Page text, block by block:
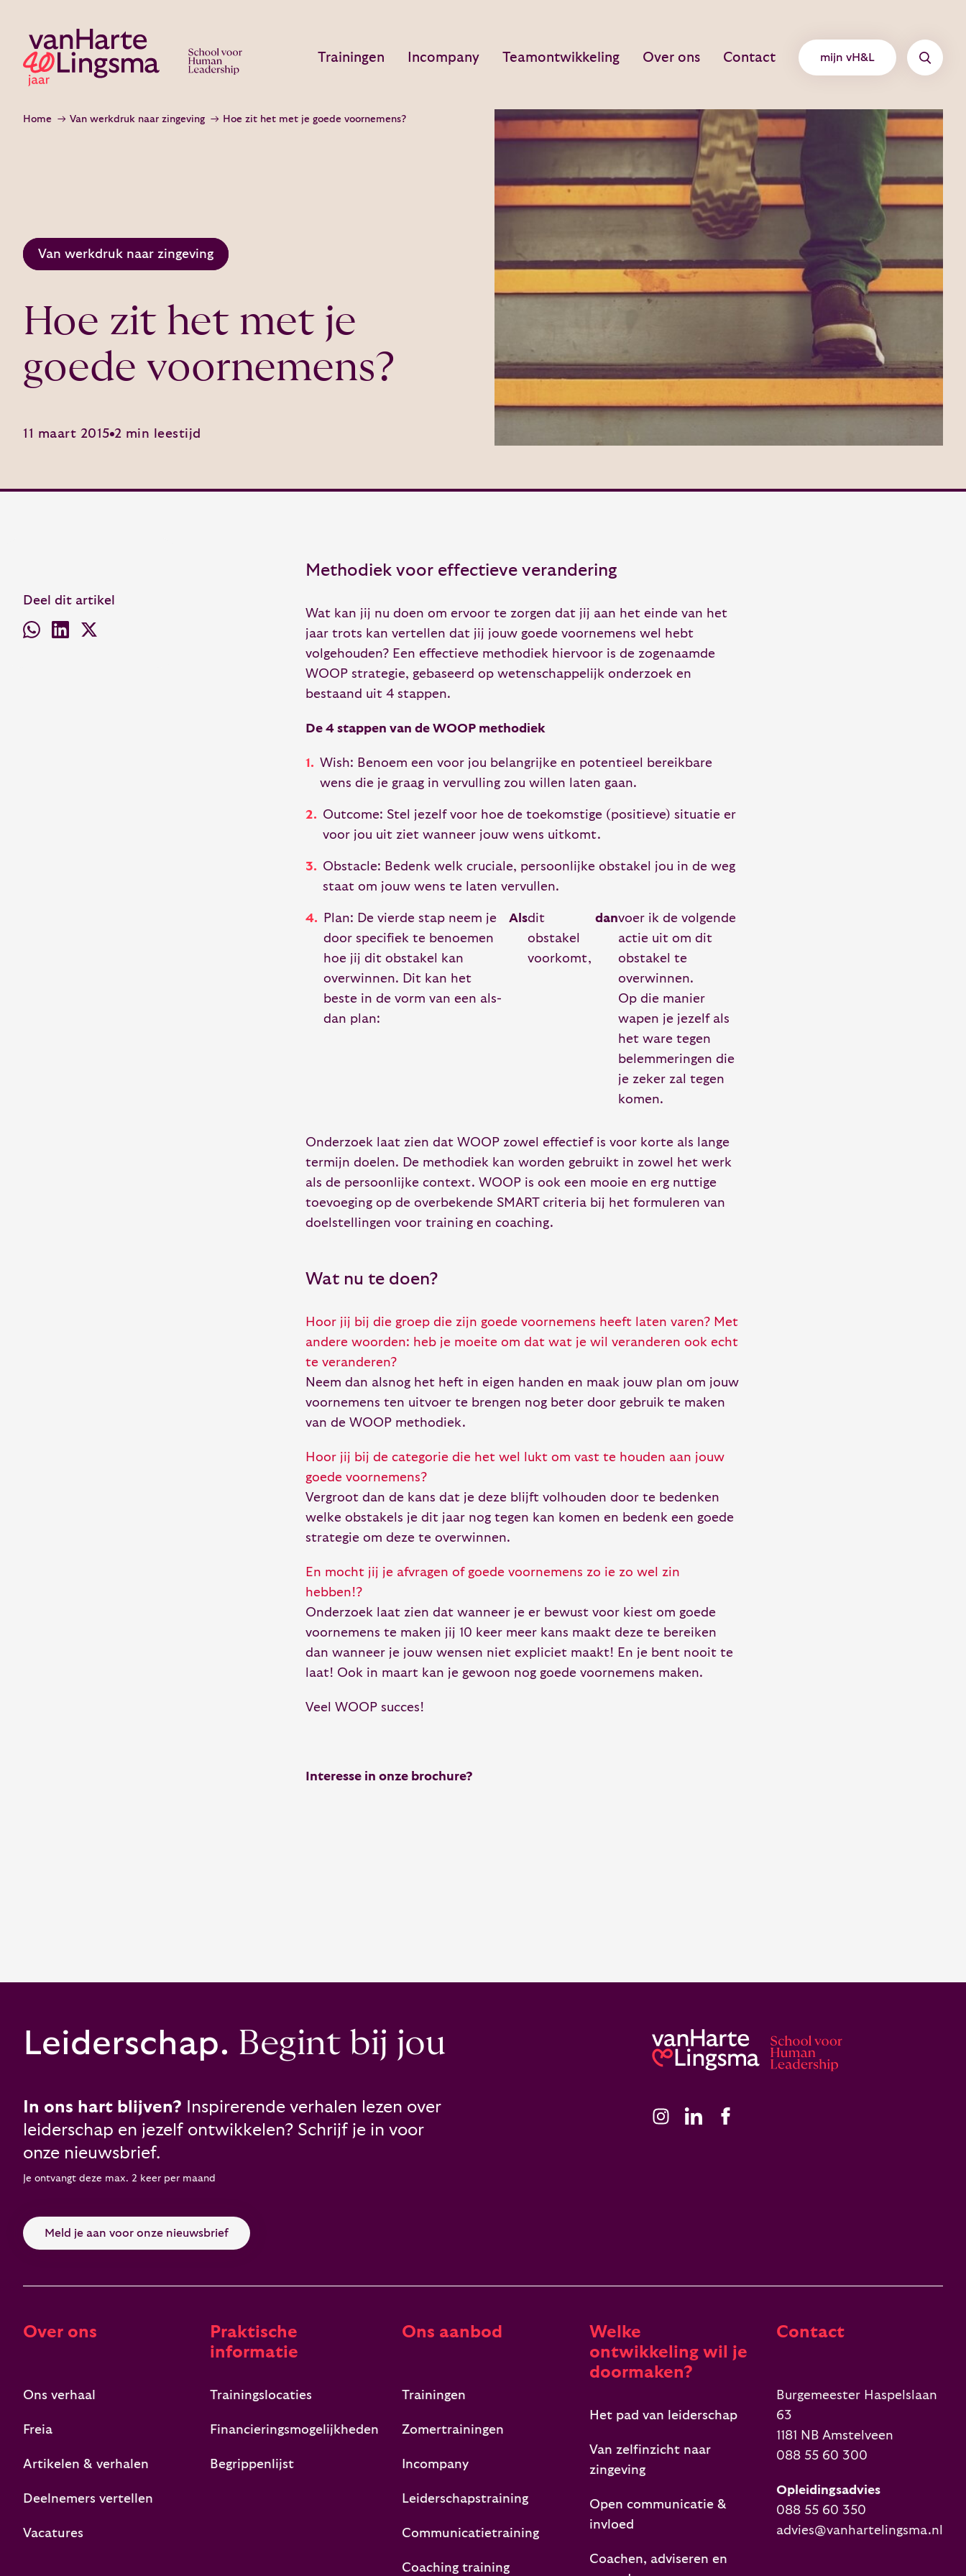
Trainingen Incompany Teamontwikkeling Over ons Contact mijn vH&L
Home Van werkdruk naar zingeving Hoe zit het met je goede voornemens?
Van werkdruk naar zingeving
Hoe zit het met je
goede voornemens?
11 maart 2015 2 min leestijd
Deel dit artikel
Methodiek voor effectieve verandering
Wat kan jij nu doen om ervoor te zorgen dat jij aan het einde van het
jaar trots kan vertellen dat jij jouw goede voornemens wel hebt
volgehouden? Een effectieve methodiek hiervoor is de zogenaamde
WOOP strategie, gebaseerd op wetenschappelijk onderzoek en
bestaand uit 4 stappen.
De 4 stappen van de WOOP methodiek
Wish: Benoem een voor jou belangrijke en potentieel bereikbare
wens die je graag in vervulling zou willen laten gaan.
Outcome: Stel jezelf voor hoe de toekomstige (positieve) situatie er
voor jou uit ziet wanneer jouw wens uitkomt.
Obstacle: Bedenk welk cruciale, persoonlijke obstakel jou in de weg
staat om jouw wens te laten vervullen.
Plan: De vierde stap neem je
door specifiek te benoemen
hoe jij dit obstakel kan
overwinnen. Dit kan het
beste in de vorm van een als-
dan plan:
Alsdit
obstakel
voorkomt,
danvoer ik de volgende
actie uit om dit
obstakel te
overwinnen.
Op die manier
wapen je jezelf als
het ware tegen
belemmeringen die
je zeker zal tegen
komen.
Onderzoek laat zien dat WOOP zowel effectief is voor korte als lange
termijn doelen. De methodiek kan worden gebruikt in zowel het werk
als de persoonlijke context. WOOP is ook een mooie en erg nuttige
toevoeging op de overbekende SMART criteria bij het formuleren van
doelstellingen voor training en coaching.
Wat nu te doen?
Hoor jij bij die groep die zijn goede voornemens heeft laten varen? Met
andere woorden: heb je moeite om dat wat je wil veranderen ook echt
te veranderen?
Neem dan alsnog het heft in eigen handen en maak jouw plan om jouw
voornemens ten uitvoer te brengen nog beter door gebruik te maken
van de WOOP methodiek.
Hoor jij bij de categorie die het wel lukt om vast te houden aan jouw
goede voornemens?
Vergroot dan de kans dat je deze blijft volhouden door te bedenken
welke obstakels je dit jaar nog tegen kan komen en bedenk een goede
strategie om deze te overwinnen.
En mocht jij je afvragen of goede voornemens zo ie zo wel zin
hebben!?
Onderzoek laat zien dat wanneer je er bewust voor kiest om goede
voornemens te maken jij 10 keer meer kans maakt deze te bereiken
dan wanneer je jouw wensen niet expliciet maakt! En je bent nooit te
laat! Ook in maart kan je gewoon nog goede voornemens maken.
Veel WOOP succes!
Interesse in onze brochure?
Leiderschap. Begint bij jou
In ons hart blijven? Inspirerende verhalen lezen over
leiderschap en jezelf ontwikkelen? Schrijf je in voor
onze nieuwsbrief.
Je ontvangt deze max. 2 keer per maand
Meld je aan voor onze nieuwsbrief
Over ons
Ons verhaal
Freia
Artikelen & verhalen
Deelnemers vertellen
Vacatures
Praktische
informatie
Trainingslocaties
Financieringsmogelijkheden
Begrippenlijst
Ons aanbod
Trainingen
Zomertrainingen
Incompany
Leiderschapstraining
Communicatietraining
Coaching training
Welke
ontwikkeling wil je
doormaken?
Het pad van leiderschap
Van zelfinzicht naar
zingeving
Open communicatie &
invloed
Coachen, adviseren en
Contact
Burgemeester Haspelslaan
63
1181 NB Amstelveen
088 55 60 300
Opleidingsadvies
088 55 60 350
advies@vanhartelingsma.nl